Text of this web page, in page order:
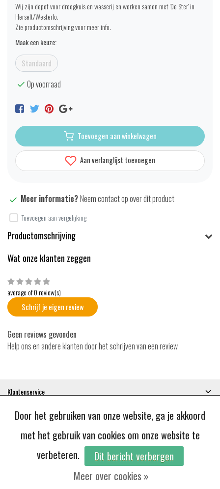
Wij zijn depot voor droogkuis en wasserij en werken samen met 'De Ster' in
Herselt/Westerlo.
Zie productomschrijving voor meer info.
Maak een keuze:
Standaard
Op voorraad
Toevoegen aan winkelwagen
Aan verlanglijst toevoegen
Meer informatie?Neem contact op over dit product
Toevoegen aan vergelijking
Productomschrijving
Wat onze klanten zeggen
average of 0 review(s)
Schrijf je eigen review
Geen reviews gevonden
Help ons en andere klanten door het schrijven van een review
Klantenservice
Categorieën
Contactgegevens
© Copyright 2026 - JoBie | RealisatieInStijl Media
Algemene voorwaarden|Disclaimer|Privacy Policy|RSS Feed
Door het gebruiken van onze website, ga je akkoord
met het gebruik van cookies om onze website te
verbeteren.
Dit bericht verbergen
Meer over cookies »